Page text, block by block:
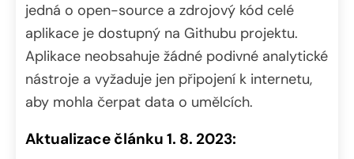
jedná o open-source a zdrojový kód celé
aplikace je dostupný na Githubu projektu.
Aplikace neobsahuje žádné podivné analytické
nástroje a vyžaduje jen připojení k internetu,
aby mohla čerpat data o umělcích.
Aktualizace článku 1. 8. 2023: